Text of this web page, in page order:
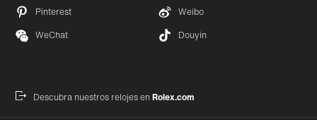
principal
página
Pinterest
Weibo
WeChat
Douyin
Descubra nuestros relojes enRolex.com